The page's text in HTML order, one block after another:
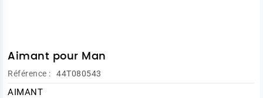
Aimant pour Man
Référence : 44T080543
AIMANT